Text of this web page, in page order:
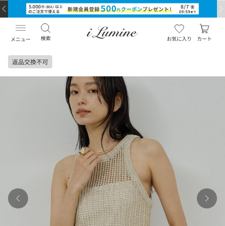
メニュー 検索 お気に入り カート
返品交換不可